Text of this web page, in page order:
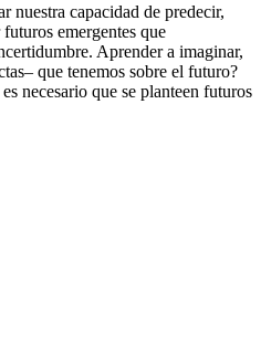
nuestra capacidad de predecir,
emergentes que
Aprender a imaginar,
que tenemos sobre el futuro?
necesario que se planteen futuros